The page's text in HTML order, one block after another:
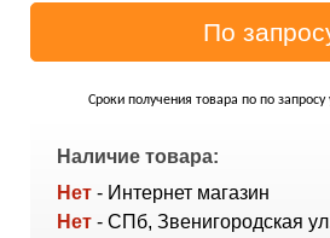
Сроки получения товара по по запросу
Наличие товара:
Нет - Интернет магазин
Нет - СПб, Звенигородская